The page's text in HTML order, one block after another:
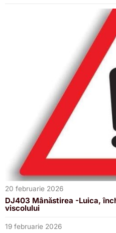
20 februarie 2026
DJ403 Mânăstirea -Luica,
viscolului
19 februarie 2026